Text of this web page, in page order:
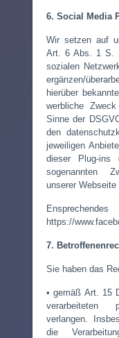
6. Social Media
Wir setzen auf
Art. 6 Abs. 1 S.
sozialen
ergänzen/
hierüber
werbliche
Sinne der
den
jeweiligen
dieser Plug-
sogenannten
unserer
https://
7.
Sie haben das
• gemäß Art. 15
verarbeiteten
verlangen.
die